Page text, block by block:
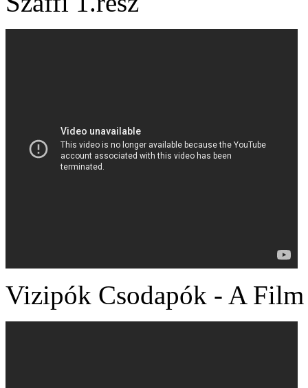
Vizipók Csodapók - A Film